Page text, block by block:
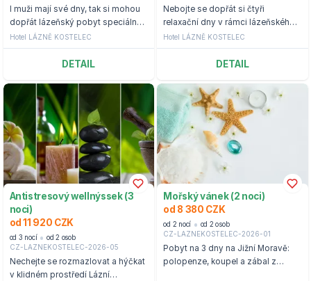
I muži mají své dny, tak si mohou
dopřát lázeňský pobyt speciálně
pro muže kousek od Zlína.
Hotel LÁZNĚ KOSTELEC
DETAIL
Nebojte se dopřát si čtyři
relaxační dny v rámci lázeňského
wellness pobytu na hotelu Lázně
Kostelec.
Hotel LÁZNĚ KOSTELEC
DETAIL
Antistresový wellnýssek (3
noci)
od 11 920 CZK
od 3 nocí
od 2 osob
CZ-LAZNEKOSTELEC-2026-05
Nechejte se rozmazlovat a hýčkat
v klidném prostředí Lázní
Mořský vánek (2 noci)
od 8 380 CZK
od 2 nocí
od 2 osob
CZ-LAZNEKOSTELEC-2026-01
Pobyt na 3 dny na Jižní Moravě:
polopenze, koupel a zábal z